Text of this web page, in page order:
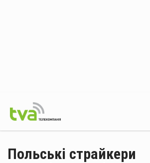
Польські страйкери